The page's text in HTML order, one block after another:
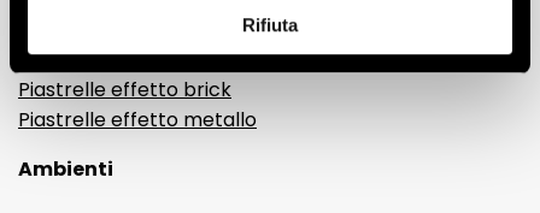
Rifiuta
Piastrelle decorative
Piastrelle effetto brick
Piastrelle effetto metallo
Ambienti